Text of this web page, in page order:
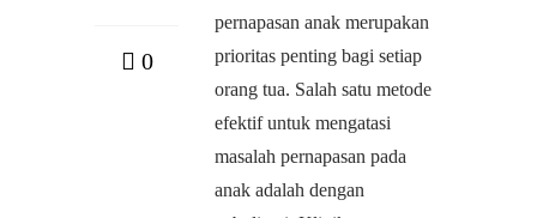
0
pernapasan anak merupakan
prioritas penting bagi setiap
orang tua. Salah satu metode
efektif untuk mengatasi
masalah pernapasan pada
anak adalah dengan